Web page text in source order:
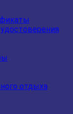
отдыха